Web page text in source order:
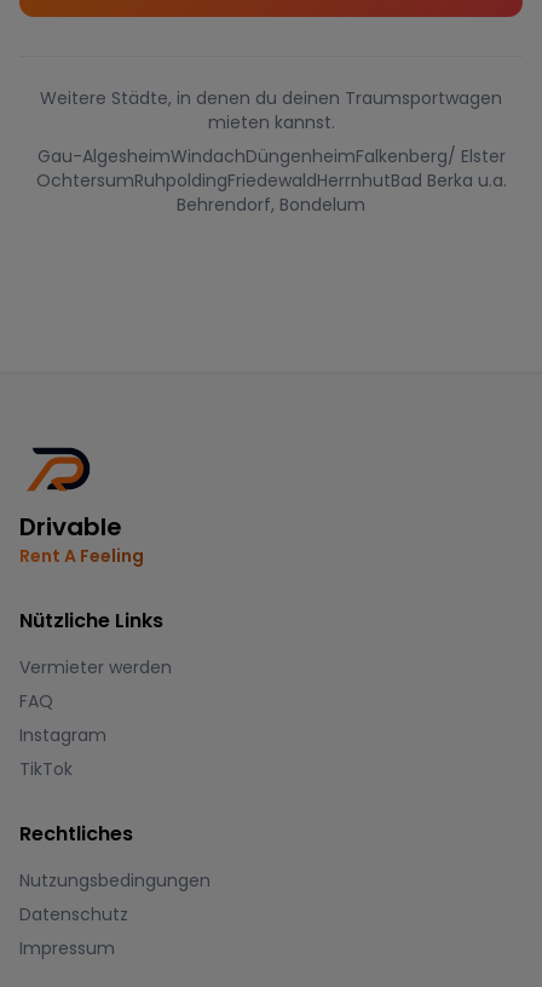
Weitere Städte, in denen du deinen Traumsportwagen
mieten kannst.
Gau-AlgesheimWindachDüngenheimFalkenberg/ Elster
OchtersumRuhpoldingFriedewaldHerrnhutBad Berka u.a.
Behrendorf, Bondelum
Drivable
Rent A Feeling
Nützliche Links
Vermieter werden
FAQ
Instagram
TikTok
Rechtliches
Nutzungsbedingungen
Datenschutz
Impressum